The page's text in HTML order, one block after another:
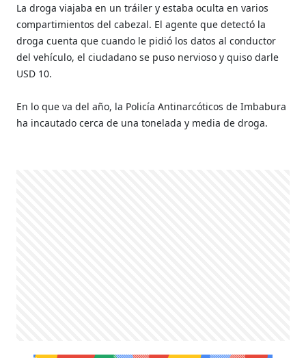
La droga viajaba en un tráiler y estaba oculta en varios
compartimientos del cabezal. El agente que detectó la
droga cuenta que cuando le pidió los datos al conductor
del vehículo, el ciudadano se puso nervioso y quiso darle
USD 10.
En lo que va del año, la Policía Antinarcóticos de Imbabura
ha incautado cerca de una tonelada y media de droga.